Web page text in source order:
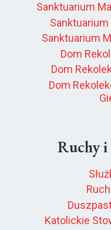
Sanktuarium
Sanktuarium
Dom
Dom
Dom
Ruchy i
Katolickie